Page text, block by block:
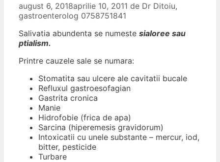
august 6, 2018aprilie 10, 2011 de Dr Ditoiu,
gastroenterolog 0758751841
Salivatia abundenta se numeste sialoree sau
ptialism.
Printre cauzele sale se numara:
Stomatita sau ulcere ale cavitatii bucale
Refluxul gastroesofagian
Gastrita cronica
Manie
Hidrofobie (frica de apa)
Sarcina (hiperemesis gravidorum)
Intoxicatii cu unele substante – mercur, iod,
bitter, pesticide
Turbare